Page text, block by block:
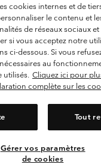
de confidentialité
Membres
- Contenu généré par
cookies internes et de
le contenu et
de réseaux sociaux
si vous acceptez notre
ci-dessous. Si vous
au
utilisés. Cliquez ici pour
complète sur les
Tout
Gérer vos paramètres
de cookies
votre pays
votre langue
Achats en ligne
Voir Tous Les Pays